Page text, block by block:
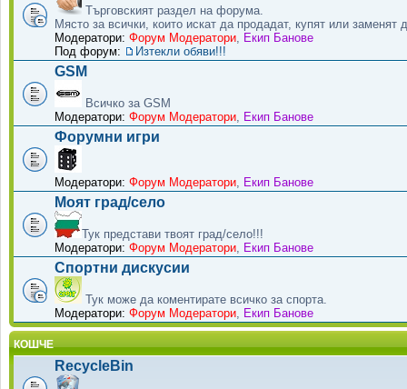
Търговският раздел на форума.
Място за всички, които искат да продадат, купят или заменят
Модератори: Форум Модератори Екип Банове
Под форум:
Изтекли обяви!!!
GSM
Всичко за GSM
Модератори: Форум Модератори Екип Банове
Форумни игри
Модератори: Форум Модератори Екип Банове
Моят град/село
Тук представи твоят град/село!!!
Модератори: Форум Модератори Екип Банове
Спортни дискусии
Тук може да коментирате всичко за спорта.
Модератори: Форум Модератори Екип Банове
КОШЧЕ
RecycleBin